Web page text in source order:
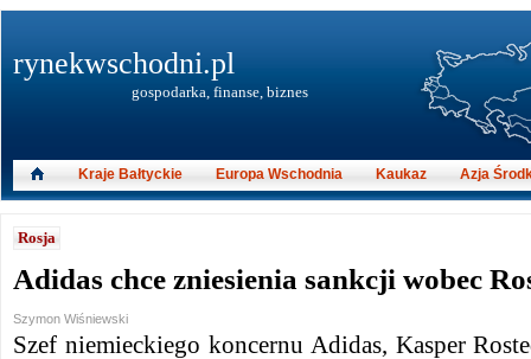
Rosja
Adidas chce zniesienia sankcji wobec
Szymon Wiśniewski
Szef niemieckiego koncernu Adidas, Kasper
rynekwschodni.pl
gospodarka, finanse, biznes
Kraje Bałtyckie Europa Wschodnia Kaukaz Azja